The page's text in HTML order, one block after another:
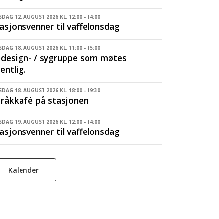
12. AUGUST 2026 KL. 12:00 - 14:00
til vaffelonsdag
18. AUGUST 2026 KL. 11:00 - 15:00
/ sygruppe som møtes
18. AUGUST 2026 KL. 18:00 - 19:30
på stasjonen
19. AUGUST 2026 KL. 12:00 - 14:00
til vaffelonsdag
Kalender